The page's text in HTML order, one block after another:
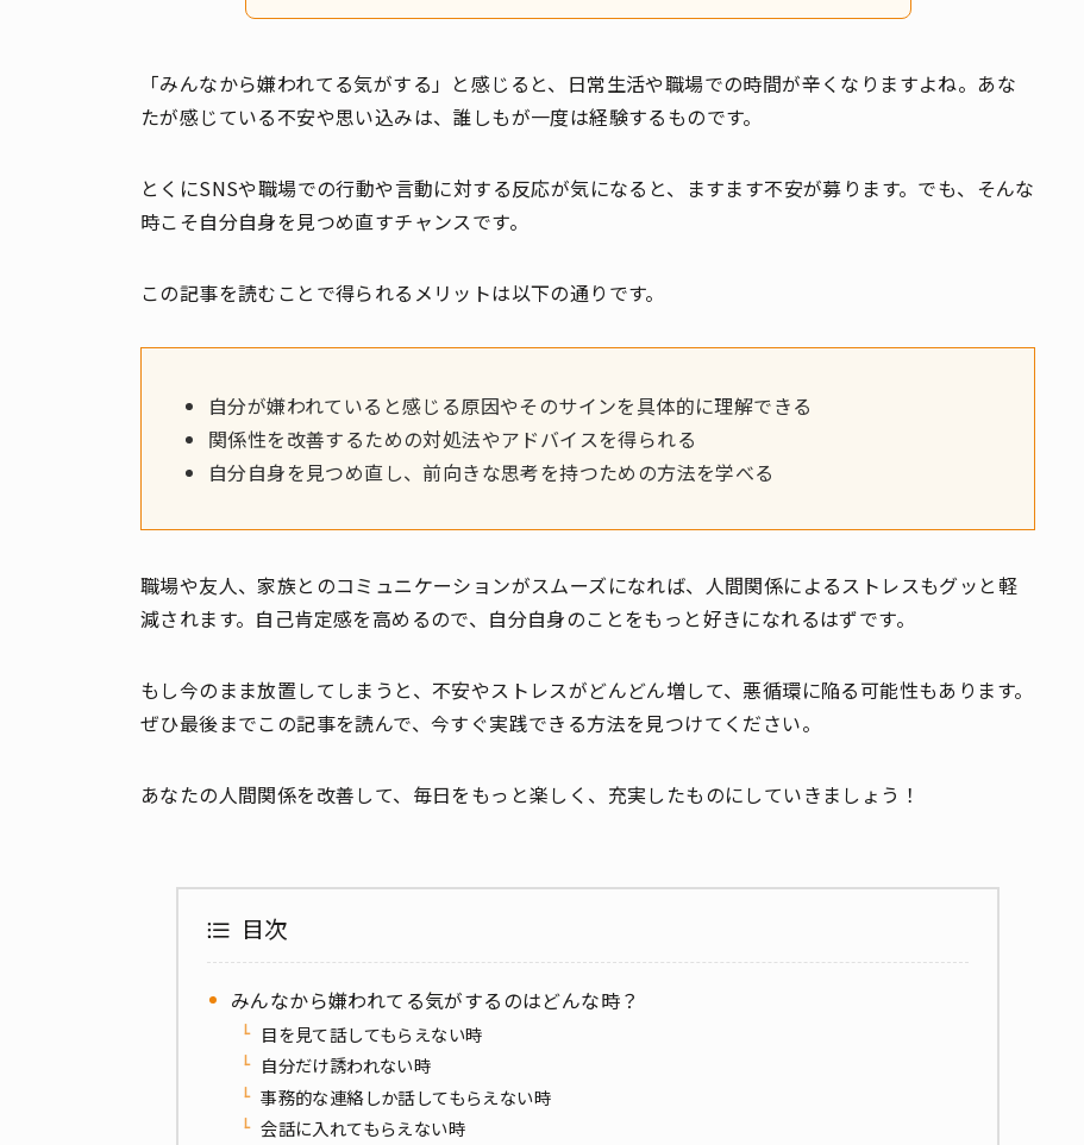
「みんなから嫌われてる気がする」と感じると、日常生活や職場での時間が辛くなりますよね。あな
たが感じている不安や思い込みは、誰しもが一度は経験するものです。
とくにSNSや職場での行動や言動に対する反応が気になると、ますます不安が募ります。でも、そんな
時こそ自分自身を見つめ直すチャンスです。
この記事を読むことで得られるメリットは以下の通りです。
自分が嫌われていると感じる原因やそのサインを具体的に理解できる
関係性を改善するための対処法やアドバイスを得られる
自分自身を見つめ直し、前向きな思考を持つための方法を学べる
職場や友人、家族とのコミュニケーションがスムーズになれば、人間関係によるストレスもグッと軽
減されます。自己肯定感を高めるので、自分自身のことをもっと好きになれるはずです。
もし今のまま放置してしまうと、不安やストレスがどんどん増して、悪循環に陥る可能性もあります。
ぜひ最後までこの記事を読んで、今すぐ実践できる方法を見つけてください。
あなたの人間関係を改善して、毎日をもっと楽しく、充実したものにしていきましょう！
目次
みんなから嫌われてる気がするのはどんな時？
目を見て話してもらえない時
自分だけ誘われない時
事務的な連絡しか話してもらえない時
会話に入れてもらえない時